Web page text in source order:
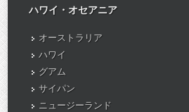
ハワイ・オセアニア
オーストラリア
ハワイ
グアム
サイパン
ニュージーランド